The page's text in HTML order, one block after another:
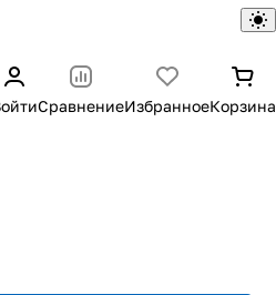
СравнениеИзбранноеКорзина